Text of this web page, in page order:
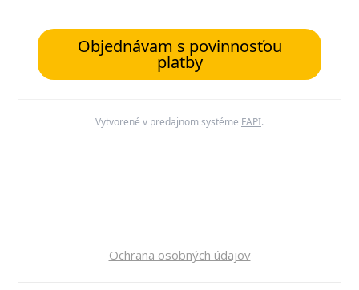
Objednávam s povinnosťou
platby
Vytvorené v predajnom systéme FAPI.
Ochrana osobných údajov